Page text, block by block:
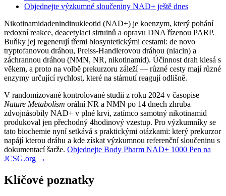
Objednejte výzkumné sloučeniny NAD+ ještě dnes
Nikotinamidadenindinukleotid (NAD+) je koenzym, který pohání
redoxní reakce, deacetylaci sirtuinů a opravu DNA řízenou PARP.
Buňky jej regenerují třemi biosyntetickými cestami: de novo
tryptofanovou dráhou, Preiss-Handlerovou dráhou (niacin) a
záchrannou dráhou (NMN, NR, nikotinamid). Účinnost drah klesá s
věkem, a proto na volbě prekurzoru záleží — různé cesty mají různé
enzymy určující rychlost, které na stárnutí reagují odlišně.
V randomizované kontrolované studii z roku 2024 v časopise
Nature Metabolism orální NR a NMN po 14 dnech zhruba
zdvojnásobily NAD+ v plné krvi, zatímco samotný nikotinamid
produkoval jen přechodný 4hodinový vzestup. Pro výzkumníky se
tato biochemie nyní setkává s praktickými otázkami: který prekurzor
napájí kterou dráhu a kde získat výzkumnou referenční sloučeninu s
dokumentací šarže. Objednejte Body Pharm NAD+ 1000 Pen na
JCSG.org →
Klíčové poznatky